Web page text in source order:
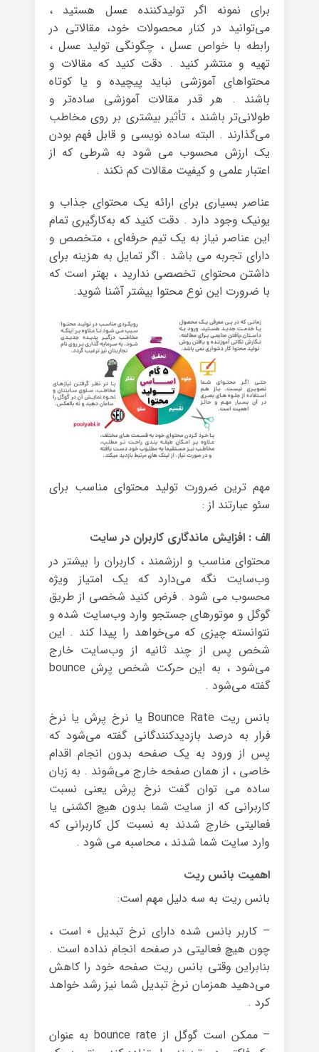
برای نمونه اگر تولیدکننده عسل هستید ،
می‌توانید در کنار محصولات خود، مقالاتی در
رابطه با خواص عسل ، چگونگی تولید عسل ،
تهیه و منتشر کنید . دقت کنید که مقالات و
محتواهای آموزشی نباید پیچیده و یا کوتاه
باشند . هر قدر مقالات آموزشی ساده‌تر و
طولانی‌تر باشند ، تأثیر بیشتری بر روی مخاطب
می‌گذارند . البته ساده نویسی و قابل فهم بودن
یک ارزش محسوب می شود به شرطی که از
اعتبار علمی و کیفیت مقالات کم نکند .
عناصر بسیاری برای ارائه یک محتوای جذاب و
یونیک وجود دارد . دقت کنید که به‌کارگیری تمام
این عناصر نیاز به یک تیم حرفه‌ای ، متخصص و
دارای تجربه می باشد . اگر تمایل به هزینه برای
داشتن محتوای تخصصی ندارید ، بهتر است که
با ضرورت این نوع محتوا بیشتر آشنا شوید.
مهم ترین ضرورت تولید محتوای مناسب برای
سئو عبارتند از :
الف : افزایش ماندگاری کاربران در سایت
محتوای مناسب و ارزشمند ، کاربران را بیشتر در
وب‌سایت نگه می‌دارد که یک امتیاز ویژه
محسوب می شود . فرض کنید شخصی از طریق
گوگل و موتورهای جستجو وارد وب‌سایت شده و
نتوانسته چیزی که می‌خواهد را پیدا کند . این
شخص پس از چند ثانیه از وب‌سایت خارج
می‌شود ، به این حرکت شخص پرش bounce
گفته می‌شود .
بانس ریت Bounce Rate یا نرخ پرش یا نرخ
فرار به درصد بازدیدکنندگانی گفته می‌شود که
پس از ورود به یک صفحه بدون انجام اقدام
خاصی ، از همان صفحه خارج می‌شوند . به زبان
ساده می توان گفت نرخ پرش یعنی نسبت
کاربرانی که از سایت شما بدون هیچ اکشنی یا
فعالیتی خارج شدند به نسبت کل کاربرانی که
وارد سایت شما شدند ، محاسبه می شود .
اهمیت بانس ریت
بانس ریت به سه دلیل مهم است:
– کاربر بانس شده دارای نرخ تبدیل ۰ است ،
چون هیچ فعالیتی در صفحه انجام نداده است .
بنابراین وقتی بانس ریت صفحه خود را کاهش
می‌‌‌‌‌دهید همزمان نرخ تبدیل شما نیز رشد خواهد
کرد .
– ممکن است گوگل از bounce rate به عنوان